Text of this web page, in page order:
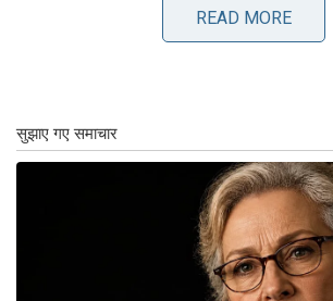
यूआईसी में मेडिसिन के प्रोफेसर डॉ. जुन
समस्याओं के बारे में लोगों के सोचने के
मा ने कहा, “यह एक व्यावहारिक और रोगी-
चिकित्सा है जो अच्छी तरह से स्थापित है,
आधारित तकनीक का उपयोग करके
READ MORE